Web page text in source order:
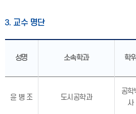
3. 교수 명단
성명 소속학과 학위
윤 병 조 도시공학과
공학
사